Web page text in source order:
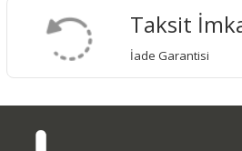
Taksit
İade Garantisi